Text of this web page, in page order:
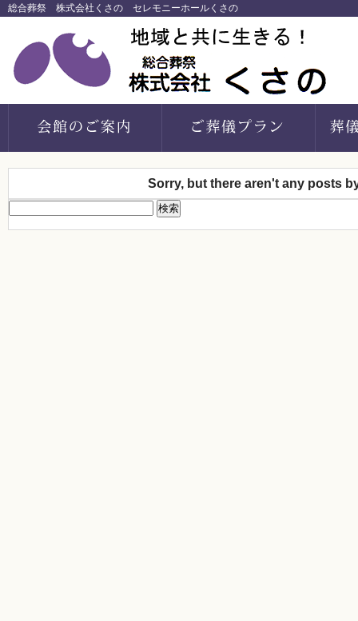
総合葬祭 株式会社くさの セレモニーホールくさの
Sorry, but there aren't any posts